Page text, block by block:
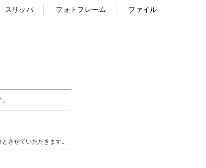
スリッパ フォトフレーム ファイル
させていただきます。